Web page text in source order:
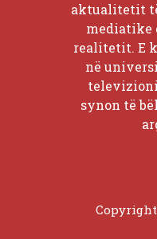
aktualitetit
mediatike
realitetit. E
në
synon të